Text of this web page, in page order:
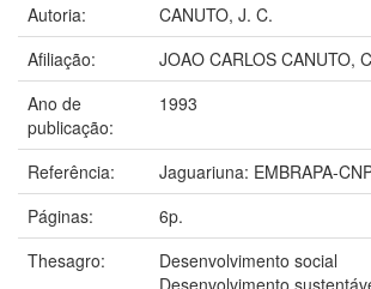
Autoria:
CANUTO, J. C.
Afiliação:
JOAO CARLOS CANUTO,
Ano de
publicação:
1993
Referência:
Jaguariuna: EMBRAPA-
Páginas:
6p.
Thesagro:
Desenvolvimento social
Desenvolvimento